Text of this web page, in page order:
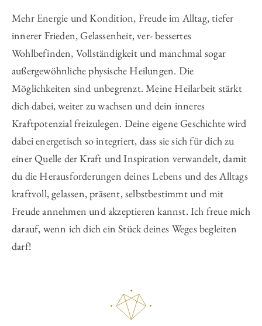
Mehr Energie und Kondition, Freude im Alltag, tiefer
innerer Frieden, Gelassenheit, ver- bessertes
Wohlbefinden, Vollständigkeit und manchmal sogar
außergewöhnliche physische Heilungen. Die
Möglichkeiten sind unbegrenzt. Meine Heilarbeit stärkt
dich dabei, weiter zu wachsen und dein inneres
Kraftpotenzial freizulegen. Deine eigene Geschichte wird
dabei energetisch so integriert, dass sie sich für dich zu
einer Quelle der Kraft und Inspiration verwandelt, damit
du die Herausforderungen deines Lebens und des Alltags
kraftvoll, gelassen, präsent, selbstbestimmt und mit
Freude annehmen und akzeptieren kannst. Ich freue mich
darauf, wenn ich dich ein Stück deines Weges begleiten
darf!